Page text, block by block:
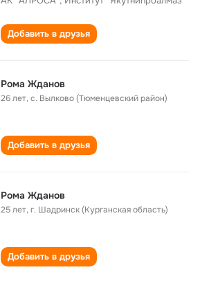
Добавить в друзья
Рома Жданов
26 лет,с. Вылково (Тюменцевский район)
Добавить в друзья
Рома Жданов
25 лет,г. Шадринск (Курганская область)
Добавить в друзья